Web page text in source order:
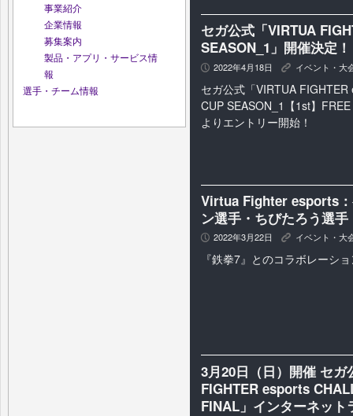
事業紹介
企業情報
募集案内
製品・アプリ・サービス情
報
選手・チーム情報
セガ公式「VIRTUA
SEASON_1」開催決定！
P 2022年4月18日 K イベント・大
セガ公式「VIRTUA
CUP SEASON_1【1st】
よりエントリー開始！
Virtua Fighter esports：
ン選手・ちびたろう選手
P 2022年3月22日 K イベント・大
『鉄拳7』とのコラボレーシ
3月20日（日）開催 セ
FIGHTER esports
FINAL」インターネッ